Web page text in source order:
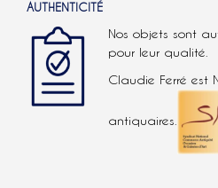
AUTHENTICITÉ
Nos objets sont
pour leur qualité.
Claudie Ferré est
antiquaires.